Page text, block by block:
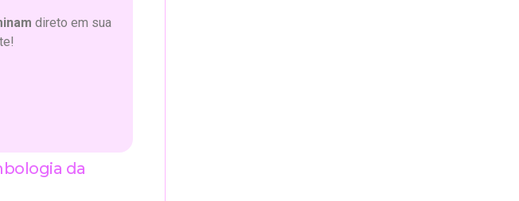
direto em sua
da